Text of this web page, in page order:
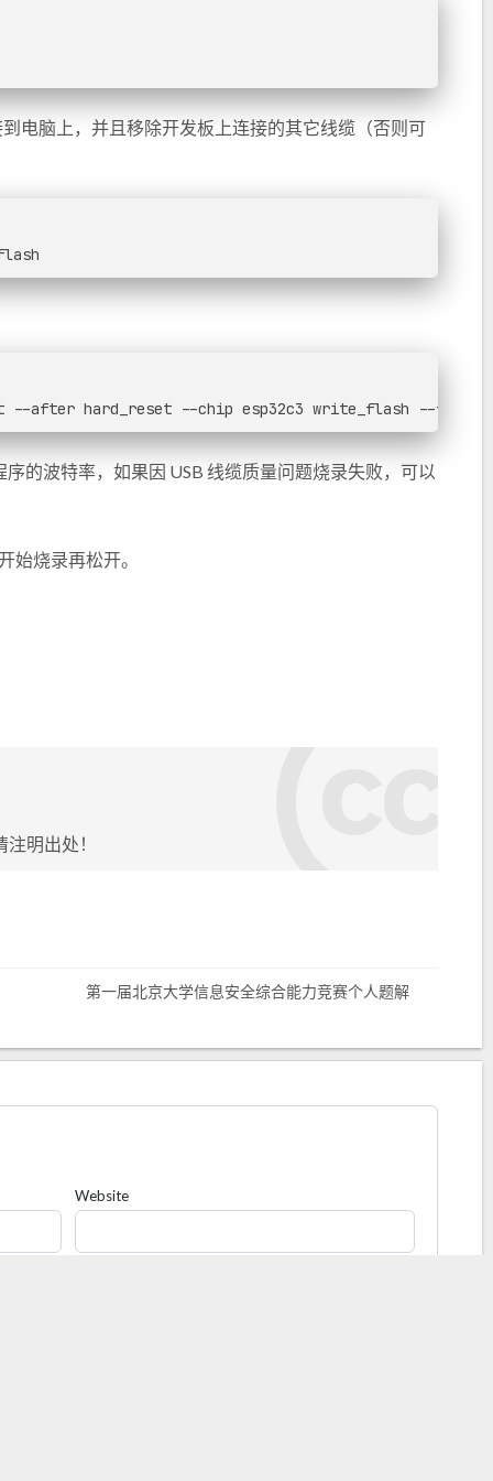
电脑上，并且移除开发板上连接的其它线缆（否则可
after hard_reset --chip esp32c3 write_flash --
的波特率，如果因 USB 线缆质量问题烧录失败，可以
始烧录再松开。
明出处！
第一届北京大学信息安全综合能力竞赛个人题解